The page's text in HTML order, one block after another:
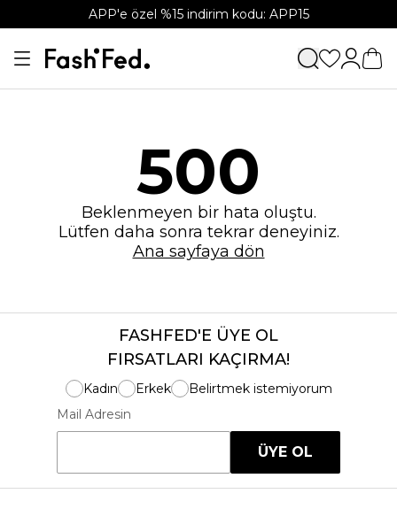
APP'e özel %15 indirim kodu: APP15
500
Beklenmeyen bir hata oluştu.
Lütfen daha sonra tekrar deneyiniz.
Ana sayfaya dön
FASHFED'E ÜYE OL
FIRSATLARI KAÇIRMA!
Kadın Erkek
Belirtmek istemiyorum
Mail Adresin
ÜYE OL